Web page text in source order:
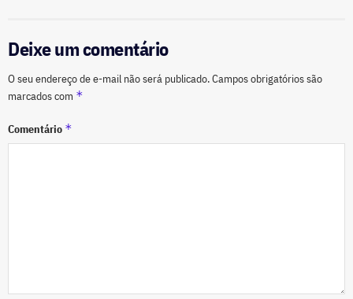
Deixe um comentário
O seu endereço de e-mail não será publicado.Campos obrigatórios são
marcados com *
Comentário *